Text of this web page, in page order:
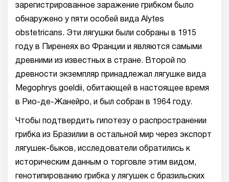
зарегистрированное заражение грибком было
обнаружено у пяти особей вида Alytes
obstetricans. Эти лягушки были собраны в 1915
году в Пиренеях во Франции и являются самыми
древними из известных в стране. Второй по
древности экземпляр принадлежал лягушке вида
Megophrys goeldii, обитающей в настоящее время
в Рио-де-Жанейро, и был собран в 1964 году.
Чтобы подтвердить гипотезу о распространении
грибка из Бразилии в остальной мир через экспорт
лягушек-быков, исследователи обратились к
историческим данным о торговле этим видом,
генотипированию грибка у лягушек с бразильских